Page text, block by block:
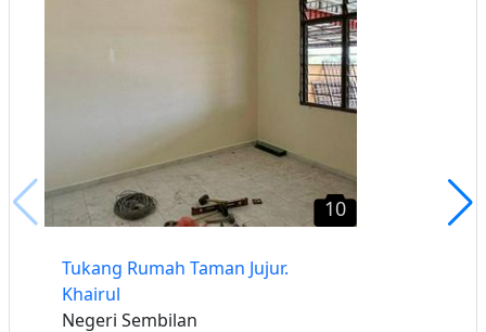
10
Tukang Rumah Taman Jujur.
Khairul
Negeri Sembilan